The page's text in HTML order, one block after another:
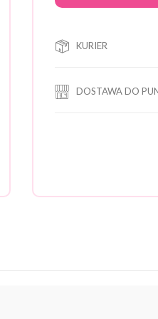
KURIER
DOSTAWA DO